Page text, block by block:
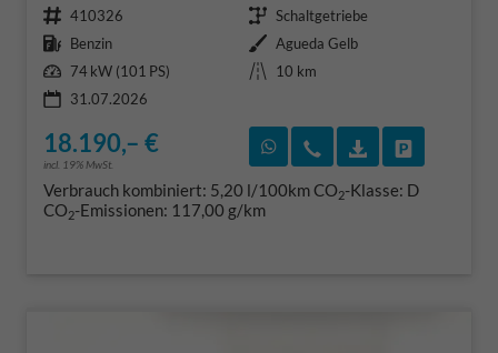
Fahrzeugnr. 410326 Getriebe Schaltgetriebe
Kraftstoff Benzin Außenfarbe Agueda Gelb
Leistung 74 kW (101 PS) Kilometerstand
10 km
31.07.2026
18.190,– €
incl. 19% MwSt.
Rückruf vereinbaren
Wir rufen Sie an
Verbrauch kombiniert: 5,20 l/100kmCO2-Klasse: D
CO2-Emissionen: 117,00 g/km